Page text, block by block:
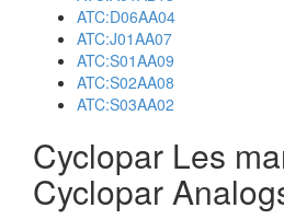
ATC:D06AA04
ATC:J01AA07
ATC:S01AA09
ATC:S02AA08
ATC:S03AA02
Cyclopar Les
Cyclopar